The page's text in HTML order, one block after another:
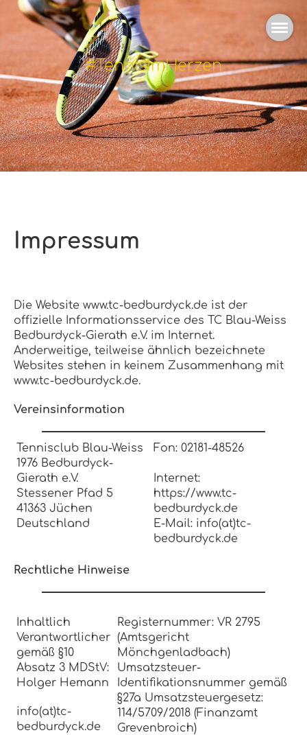
#TennisImHerzen
Impressum
Die Website www.tc-bedburdyck.de ist der
offizielle Informationsservice des TC Blau-Weiss
Bedburdyck-Gierath e.V. im Internet.
Anderweitige, teilweise ähnlich bezeichnete
Websites stehen in keinem Zusammenhang mit
www.tc-bedburdyck.de.
Vereinsinformation
Tennisclub Blau-Weiss
1976 Bedburdyck-
Gierath e.V.
Stessener Pfad 5
41363 Jüchen
Deutschland
Fon: 02181-48526
Internet:
https://www.tc-
bedburdyck.de
E-Mail: info(at)tc-
bedburdyck.de
Rechtliche Hinweise
Inhaltlich
Verantwortlicher
gemäß §10
Absatz 3 MDStV:
Holger Hemann
info(at)tc-
bedburdyck.de
Registernummer: VR 2795
(Amtsgericht
Mönchgenladbach)
Umsatzsteuer-
Identifikationsnummer gemäß
§27a Umsatzsteuergesetz:
114/5709/2018 (Finanzamt
Grevenbroich)